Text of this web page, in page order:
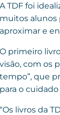
A TDF foi
muitos alunos
aproximar e
O primeiro
visão, com os
tempo”, que
para o
“Os livros da